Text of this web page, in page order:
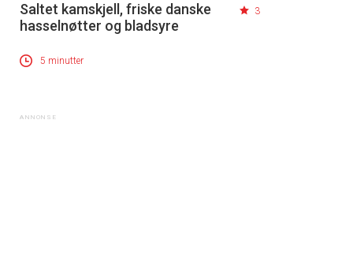
Saltet kamskjell, friske danske
hasselnøtter og bladsyre
3
5 minutter